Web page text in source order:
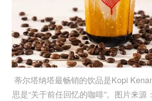
蒂尔塔纳塔最畅销的饮品是Kopi
思是“关于前任回忆的咖啡”。图片来